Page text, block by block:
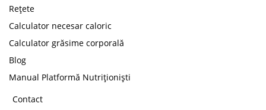
Rețete
Calculator necesar caloric
Calculator grăsime corporală
Blog
Manual Platformă Nutriționiști
Contact